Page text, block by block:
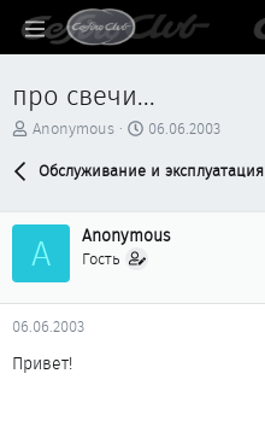
про свечи...
А
е
м
ы
Anonymous
Д
т
а
л
06.06.2003
Обслуживание и эксплуатация
A Anonymous
Гость
06.06.2003
Привет!